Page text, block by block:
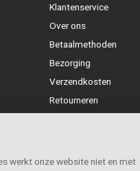
Klantenservice
Over ons
Betaalmethoden
Bezorging
Verzendkosten
Retourneren
Openingstijden &
werkt onze website niet en met